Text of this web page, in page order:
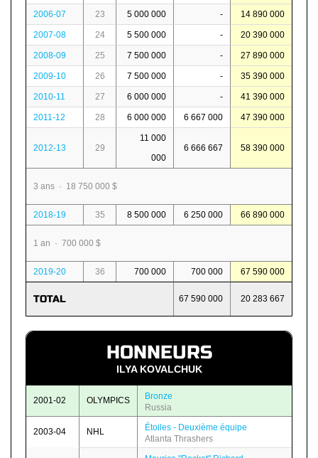
2006-07 23 5 000 000 - 14 890 000
2007-08 24 5 500 000 - 20 390 000
2008-09 25 7 500 000 - 27 890 000
2009-10 26 7 500 000 - 35 390 000
2010-11 27 6 000 000 - 41 390 000
2011-12 28 6 000 000 6 667 000 47 390 000
2012-13 29
11 000
000
6 666 667 58 390 000
3 ans · 18 750 000 $
2018-19 35 8 500 000 6 250 000 66 890 000
1 an · 700 000 $
2019-20 36 700 000 700 000 67 590 000
TOTAL 67 590 000 20 283 667
HONNEURS
ILYA KOVALCHUK
2001-02 OLYMPICS
Bronze
Russia
2003-04 NHL
Étoiles - Deuxième équipe
Atlanta Thrashers